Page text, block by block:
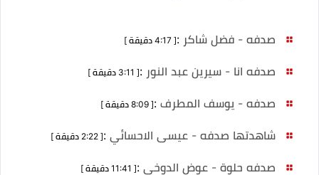
صدفه - فضل شاكر :[ 4:17 دقيقة ]
صدفه انا - سيرين عبد النور :[ 3:11 دقيقة ]
صدفه - يوسف المطرف :[ 8:09 دقيقة ]
شاهدتها صدفه - عيسى الاحسائي :[ 2:22 دقيقة ]
صدفه حلوة - عوض الدوخي :[ 11:41 دقيقة ]